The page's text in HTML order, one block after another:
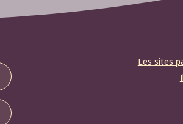
Les sites